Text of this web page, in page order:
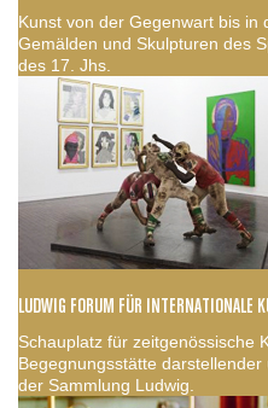
Kunst von der Gegenwart bis in
Gemälden und Skulpturen des
des 17. Jhs.
LUDWIG FORUM FÜR INTERNATIONALE
Schauplatz für zeitgenössische
Begegnungsstätte
der Sammlung Ludwig.